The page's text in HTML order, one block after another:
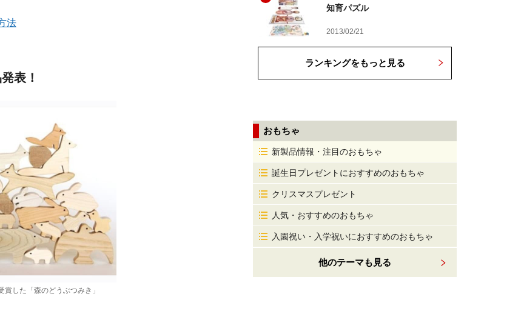
法
表！
した「森のどうぶつみき」
知育パズル
2013/02/21
ランキングをもっと見る
おもちゃ
新製品情報・注目のおもちゃ
誕生日プレゼントにおすすめのおもちゃ
クリスマスプレゼント
人気・おすすめのおもちゃ
入園祝い・入学祝いにおすすめのおもちゃ
他のテーマも見る